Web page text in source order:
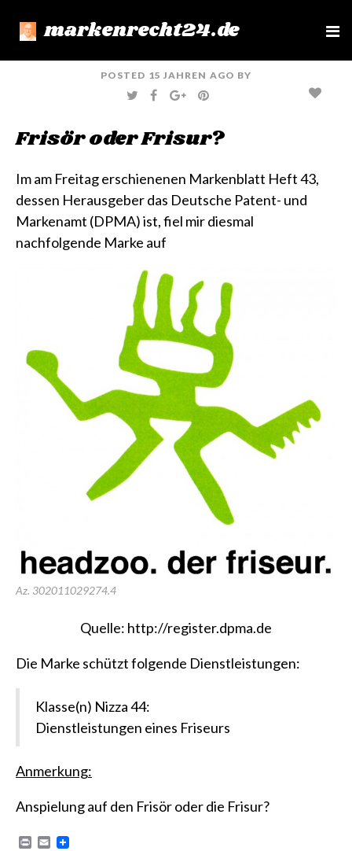
markenrecht24.de
e
POSTED 15 JAHREN AGO BY
T
W
E
F
A
B
O
G
O
L
E
P
I
R
Frisör oder Frisur?
Im am Freitag erschienenen Markenblatt Heft 43,
dessen Herausgeber das Deutsche Patent- und
Markenamt (DPMA) ist, fiel mir diesmal
nachfolgende Marke auf
Az. 302011029274.4
Quelle: http://register.dpma.de
Die Marke schützt folgende Dienstleistungen:
Klasse(n) Nizza 44:
Dienstleistungen eines Friseurs
Anmerkung:
Anspielung auf den Frisör oder die Frisur?
E